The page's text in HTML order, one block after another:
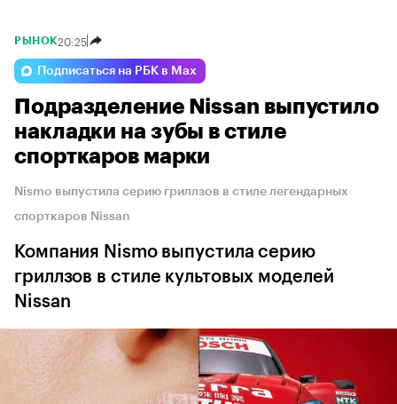
РЫНОК20:25
Подписаться на РБК в Max
Подразделение Nissan выпустило
накладки на зубы в стиле
спорткаров марки
Nismo выпустила серию гриллзов в стиле легендарных
спорткаров Nissan
Компания Nismo выпустила серию
гриллзов в стиле культовых моделей
Nissan